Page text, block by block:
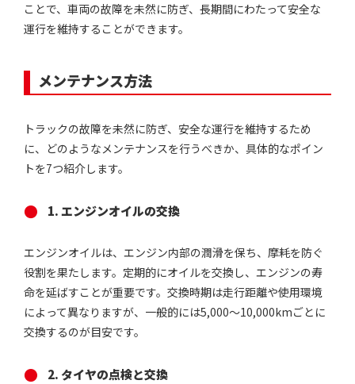
ことで、車両の故障を未然に防ぎ、長期間にわたって安全な
運行を維持することができます。
メンテナンス方法
トラックの故障を未然に防ぎ、安全な運行を維持するため
に、どのようなメンテナンスを行うべきか、具体的なポイン
トを7つ紹介します。
1. エンジンオイルの交換
エンジンオイルは、エンジン内部の潤滑を保ち、摩耗を防ぐ
役割を果たします。定期的にオイルを交換し、エンジンの寿
命を延ばすことが重要です。交換時期は走行距離や使用環境
によって異なりますが、一般的には5,000〜10,000kmごとに
交換するのが目安です。
2. タイヤの点検と交換